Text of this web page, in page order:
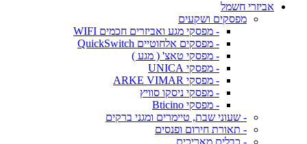
אביזרי חשמל
מפסקים ושקעים
- מפסקי מגע ואביזרים חכמים WIFI
- מפסקים אלחוטיים QuickSwitch
- מפסקי טאצ' ( מגע )
- מפסקי UNICA
- מפסקי ARKE VIMAR
- מפסקי ניסקו סוויץ
- מפסקי Bticino
- שעוני שבת, טיימרים ומגני ברקים
- תאורת חירום ופנסים
- כבלים מאריכים